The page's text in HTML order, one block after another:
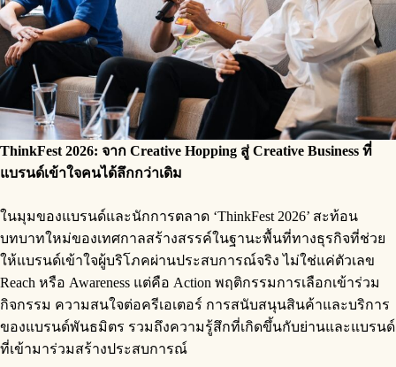
ThinkFest 2026: จาก Creative Hopping สู่ Creative Business ที่
แบรนด์เข้าใจคนได้ลึกกว่าเดิม
ในมุมของแบรนด์และนักการตลาด ‘ThinkFest 2026’ สะท้อน
บทบาทใหม่ของเทศกาลสร้างสรรค์ในฐานะพื้นที่ทางธุรกิจที่ช่วย
ให้แบรนด์เข้าใจผู้บริโภคผ่านประสบการณ์จริง ไม่ใช่แค่ตัวเลข
Reach หรือ Awareness แต่คือ Action พฤติกรรมการเลือกเข้าร่วม
กิจกรรม ความสนใจต่อครีเอเตอร์ การสนับสนุนสินค้าและบริการ
ของแบรนด์พันธมิตร รวมถึงความรู้สึกที่เกิดขึ้นกับย่านและแบรนด์
ที่เข้ามาร่วมสร้างประสบการณ์